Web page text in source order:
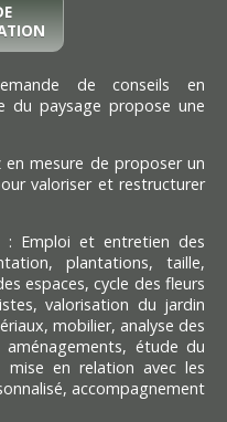
de conseils en
du paysage propose une
en mesure de proposer un
valoriser et restructurer
Emploi et entretien des
plantations, taille,
espaces, cycle des fleurs
valorisation du jardin
mobilier, analyse des
étude du
mise en relation avec les
accompagnement